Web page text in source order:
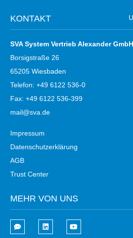
KONTAKT
SVA System Vertrieb Alexander GmbH
Borsigstraße 26
65205 Wiesbaden
Telefon: +49 6122 536-0
Fax: +49 6122 536-399
mail@sva.de
Impressum
Datenschutzerklärung
AGB
Trust Center
MEHR VON UNS